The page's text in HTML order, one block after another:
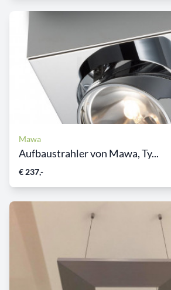
Mawa
Aufbaustrahler von Mawa, Ty...
€ 237,-